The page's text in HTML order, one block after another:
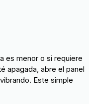
es menor o si requiere
apagada, abre el panel
Este simple